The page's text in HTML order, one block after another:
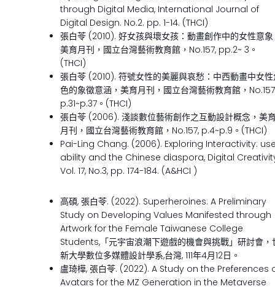
through Digital Media, International Journal of
Digital Design. No.2. pp. 1-14. (THCI)
張白苓 (2010). 好女孩與壞女孩：動畫創作中的女性意
美育月刊，國立台灣藝術教育館，No.157, pp.2~ 3。
(THCI)
張白苓 (2010). 符號女性的美麗與哀愁：中西動畫中女
色的象徵意涵，美育月刊，國立台灣藝術教育館，
p.31~p.37。(THCI)
張白苓 (2006). 淺談數位藝術創作之互動設計概念，美
月刊，國立台灣藝術教育館，No.157, p.4~p.9。(THCI)
Pai-Ling Chang. (2006). Exploring Interactivity:
ability and the Chinese diaspora, Digital
Vol. 17, No.3, pp. 174-184. (A&HCI )
高碩, 張白苓. (2022). Superheroines: A Preliminary
Study on Developing Values Manifested through
Artwork for the Female Taiwanese College
Students,「元宇宙浪潮下遊戲的機會與挑戰」研討會，
新大學數位多媒體設計學系,台灣, 111年4月12日。
盧琦樺, 張白苓. (2022). A Study on the Preferences
Avatars for the MZ Generation in the Metaverse